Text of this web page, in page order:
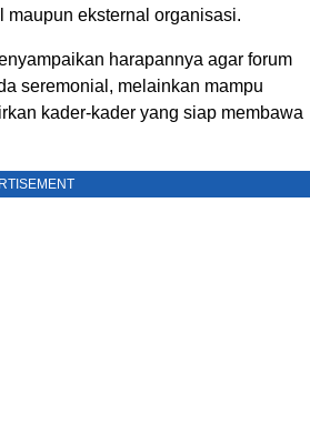
eksternal organisasi.
harapannya agar forum
seremonial, melainkan mampu
kader-kader yang siap membawa